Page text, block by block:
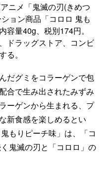
ニメ「鬼滅の刃(きめつ
ョン商品「コロロ 鬼も
容量40g、税別174円。
ドラッグストア、コンビ
る。
だグミをコラーゲンで包
合で生み出されたみずみ
ーゲンから生まれる、プ
新食感を楽しめるとい
もりピーチ味」は、「コ
鬼滅の刃と「コロロ」の